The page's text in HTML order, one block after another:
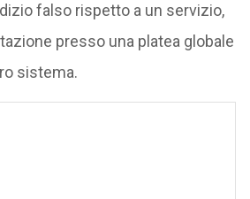
falso rispetto a un servizio,
presso una platea globale
sistema.